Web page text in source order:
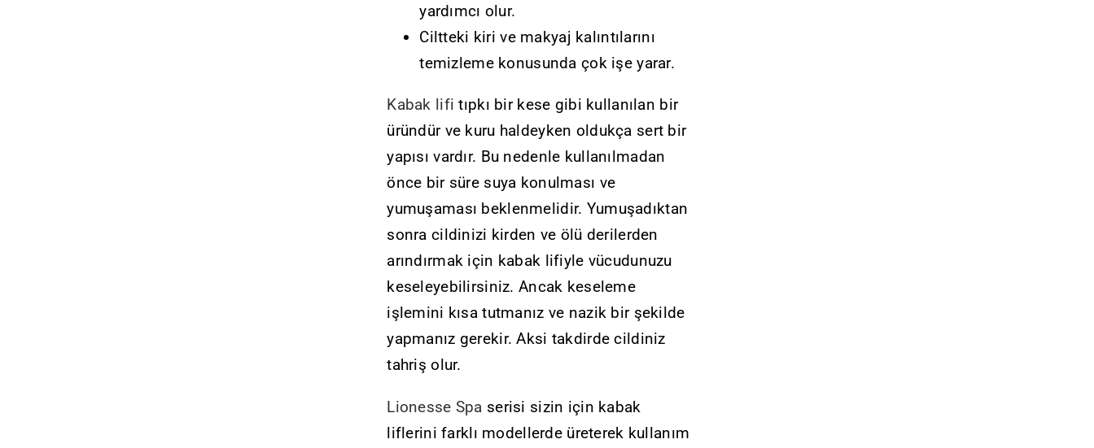
yardımcı olur.
Ciltteki kiri ve makyaj kalıntılarını
temizleme konusunda çok işe yarar.
Kabak lifi tıpkı bir kese gibi kullanılan bir
üründür ve kuru haldeyken oldukça sert bir
yapısı vardır. Bu nedenle kullanılmadan
önce bir süre suya konulması ve
yumuşaması beklenmelidir. Yumuşadıktan
sonra cildinizi kirden ve ölü derilerden
arındırmak için kabak lifiyle vücudunuzu
keseleyebilirsiniz. Ancak keseleme
işlemini kısa tutmanız ve nazik bir şekilde
yapmanız gerekir. Aksi takdirde cildiniz
tahriş olur.
Lionesse Spa serisi sizin için kabak
liflerini farklı modellerde üreterek kullanım